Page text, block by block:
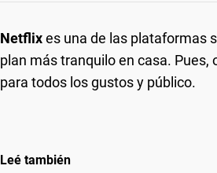
Netflixes una de las plataformas
plan más tranquilo en casa.
para todos los gustos y público.
Leé también